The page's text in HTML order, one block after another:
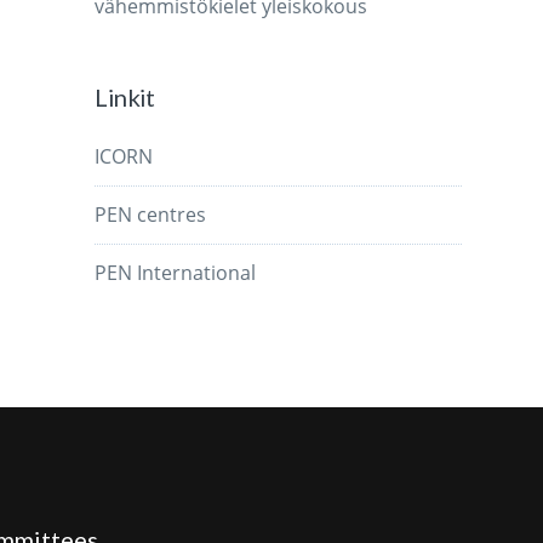
vähemmistökieletyleiskokous
Linkit
ICORN
PEN centres
PEN International